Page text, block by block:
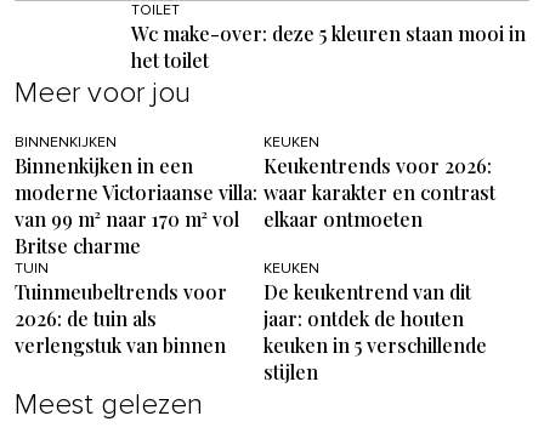
TOILET
Wc make-over: deze 5 kleuren staan mooi in
het toilet
Meer voor jou
BINNENKIJKEN
Binnenkijken in een
moderne Victoriaanse villa:
van 99 m² naar 170 m² vol
Britse charme
KEUKEN
Keukentrends voor 2026:
waar karakter en contrast
elkaar ontmoeten
TUIN
Tuinmeubeltrends voor
2026: de tuin als
verlengstuk van binnen
KEUKEN
De keukentrend van dit
jaar: ontdek de houten
keuken in 5 verschillende
stijlen
Meest gelezen